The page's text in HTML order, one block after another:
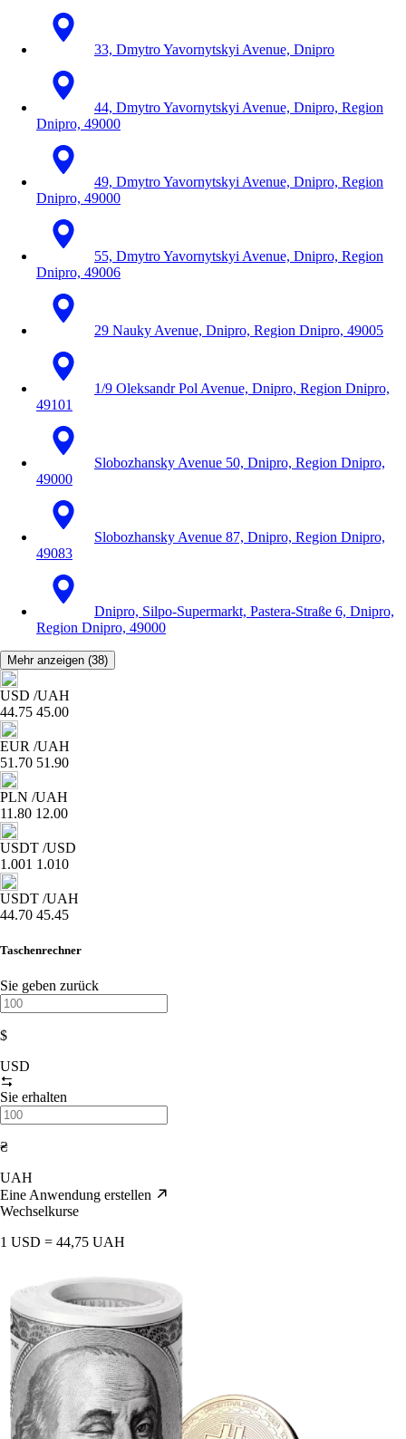
33, Dmytro Yavornytskyi Avenue, Dnipro
44, Dmytro Yavornytskyi Avenue, Dnipro, Region
Dnipro, 49000
49, Dmytro Yavornytskyi Avenue, Dnipro, Region
Dnipro, 49000
55, Dmytro Yavornytskyi Avenue, Dnipro, Region
Dnipro, 49006
29 Nauky Avenue, Dnipro, Region Dnipro, 49005
1/9 Oleksandr Pol Avenue, Dnipro, Region Dnipro,
49101
Slobozhansky Avenue 50, Dnipro, Region Dnipro,
49000
Slobozhansky Avenue 87, Dnipro, Region Dnipro,
49083
Dnipro, Silpo-Supermarkt, Pastera-Straße 6, Dnipro,
Region Dnipro, 49000
Mehr anzeigen (38)
USD /UAH
44.75 45.00
EUR /UAH
51.70 51.90
PLN /UAH
11.80 12.00
USDT /USD
1.001 1.010
USDT /UAH
44.70 45.45
Taschenrechner
Sie geben zurück
$
USD
Sie erhalten
₴
UAH
Eine Anwendung erstellen
Wechselkurse
1 USD = 44,75 UAH